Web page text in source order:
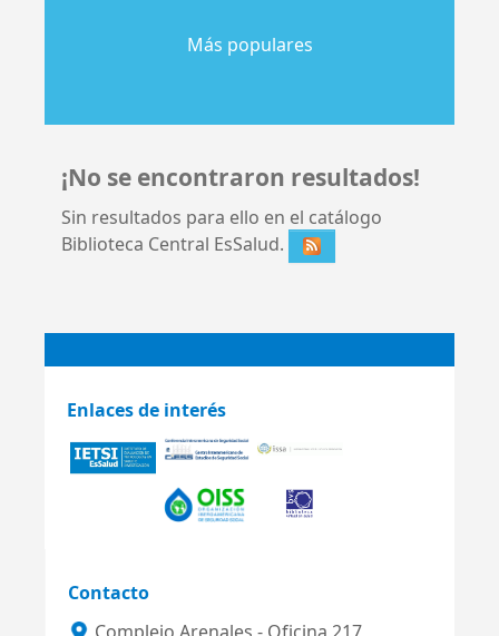
Más populares
¡No se encontraron resultados!
Sin resultados para ello en el catálogo
Biblioteca Central EsSalud.
Enlaces de interés
Contacto